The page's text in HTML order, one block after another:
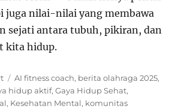
juga nilai-nilai yang membawa
sejati antara tubuh, pikiran, dan
kita hidup.
Tags
AI fitness coach, berita olahraga 2025,
hidup aktif,Gaya Hidup Sehat,
, Kesehatan Mental, komunitas